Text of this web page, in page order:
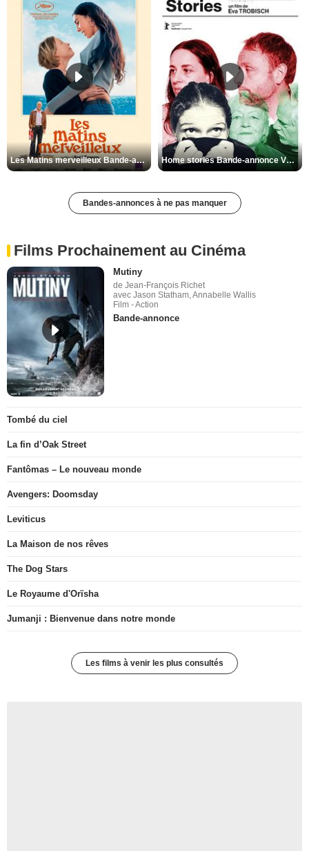
Les Matins merveilleux Bande-annonce VF Home stories Bande-annonce VO STFR
Bandes-annonces à ne pas manquer
Films Prochainement au Cinéma
Mutiny
de Jean-François Richet
avec Jason Statham, Annabelle Wallis
Film - Action
Bande-annonce
Tombé du ciel
La fin d’Oak Street
Fantômas – Le nouveau monde
Avengers: Doomsday
Leviticus
La Maison de nos rêves
The Dog Stars
Le Royaume d'Orïsha
Jumanji : Bienvenue dans notre monde
Les films à venir les plus consultés